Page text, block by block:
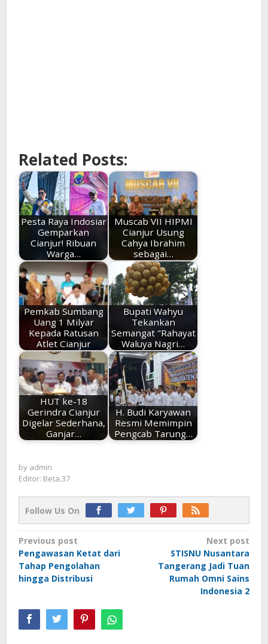
Related Posts:
Pesta Raya Indosiar
Gemparkan
Cianjur! Ribuan
Warga…
Muscab VII HIPMI
Cianjur Usung
Cahya Ibrahim
sebagai…
Pemkab Sumbang
Uang 1 Milyar
Kepada Ratusan
Atlet Cianjur
Bupati Wahyu
Tekankan
Semangat "Rahayat
Waluya Nagri…
HUT ke-18
Gerindra Cianjur
Digelar Sederhana,
Ganjar…
H. Budi Karyawan
Resmi Memimpin
Pengcab Tarung…
by admin
Editor: Beta.37
Follow Us On
Post
navigation
Previous post
Pengawasan Ketat dari
Tahap Pengolahan
hingga Distribusi
Next post
STISNU Nusantara
Tangerang Jadi Tuan
Rumah Omni Sains
Indonesia 2